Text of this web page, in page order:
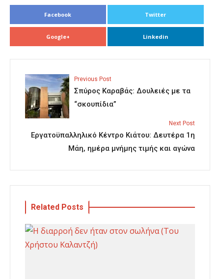
Facebook Twitter
Google+ Linkedin
Previous Post
Σπύρος Καραβάς: Δουλειές με τα
“σκουπίδια”
Next Post
Εργατοϋπαλληλικό Κέντρο Κιάτου: Δευτέρα 1η
Μάη, ημέρα μνήμης τιμής και αγώνα
Related Posts